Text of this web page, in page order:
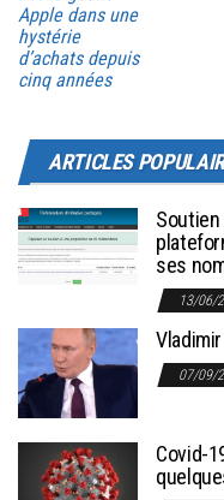
Apple dans une
hystérie
d’achats depuis
cinq années
ARTICLES
Soutien
ses
13/06/
07/09/
Covid-